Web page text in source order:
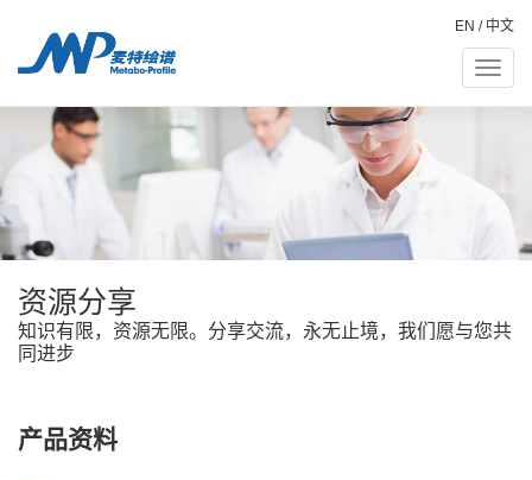
Toggle
EN / 中文
资源分享
知识有限，资源无限。分享交流，永无止境，我们愿与您共
同进步
产品资料